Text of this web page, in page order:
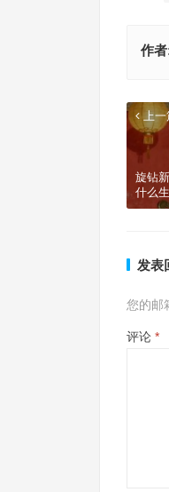
作
上一
旋钻
什么
发表
您的邮
评论 *